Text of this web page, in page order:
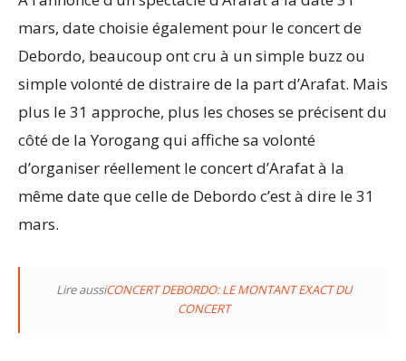
mars, date choisie également pour le concert de
Debordo, beaucoup ont cru à un simple buzz ou
simple volonté de distraire de la part d’Arafat. Mais
plus le 31 approche, plus les choses se précisent du
côté de la Yorogang qui affiche sa volonté
d’organiser réellement le concert d’Arafat à la
même date que celle de Debordo c’est à dire le 31
mars.
Lire aussiCONCERT DEBORDO: LE MONTANT EXACT DU
CONCERT